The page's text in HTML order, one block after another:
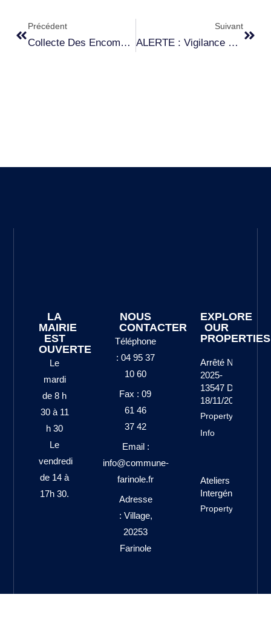
Précédent
Collecte Des Encombrants
Suivant
ALERTE : Vigilance Sécheresse
LA
MAIRIE
EST
OUVERTE
Le
mardi
de 8 h
30 à 11
h 30
Le
vendredi
de 14 à
17h 30.
NOUS
CONTACTER
Téléphone
: 04 95 37
10 60
Fax : 09
61 46
37 42
Email :
info@commune-
farinole.fr
Adresse
: Village,
20253
Farinole
EXPLORE
OUR
PROPERTIES
Arrêté N°
2025-
13547 Du
18/11/2025
Property
Info
Ateliers
Property Info